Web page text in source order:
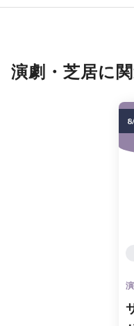
演劇・芝居に